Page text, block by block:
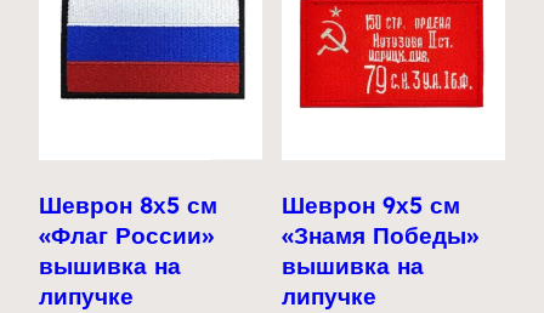
Шеврон 8х5 см
«Флаг России»
вышивка на
липучке
Шеврон 9х5 см
«Знамя Победы»
вышивка на
липучке